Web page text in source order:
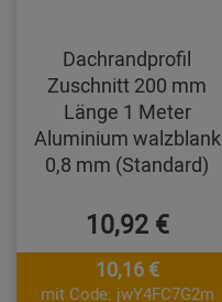
Dachrandprofil
Zuschnitt 200 mm
Länge 1 Meter
Aluminium walzblank
0,8 mm (Standard)
10,92 €
10,16 €
mit Code: jwY4FC7G2m